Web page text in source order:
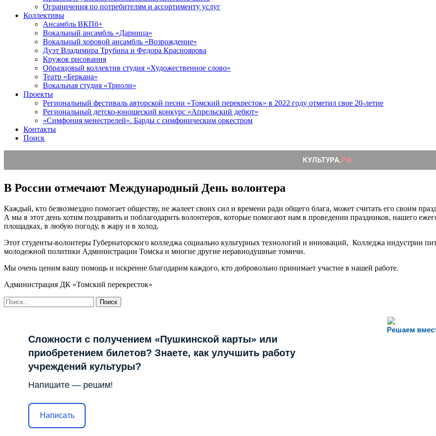
Ограничения по потребителям и ассортименту услуг
Коллективы
Ансамбль ВКПб+
Вокальный ансамбль «Дарница»
Вокальный хоровой ансамбль «Возрождение»
Дуэт Владимира Трубина и Федора Красноярова
Кружок рисования
Образцовый коллектив студия «Художественное слово»
Театр «Беркана»
Вокальная студия «Триоли»
Проекты
Региональный фестиваль авторской песни «Томский перекресток» в 2022 году отметил свое 20-летие
Региональный детско-юношеский конкурс «Апрельский дебют»
«Симфония менестрелей». Барды с симфоническим оркестром
Контакты
Поиск
В России отмечают Международный День волонтера
Каждый, кто безвозмездно помогает обществу, не жалеет своих сил и времени ради общего блага, может считать его своим
А мы в этот день хотим поздравить и поблагодарить волонтеров, которые помогают нам в проведении праздников, нашего
площадках, в любую погоду, в жару и в холод.
Этот студенты-волонтеры Губернаторского колледжа социально культурных технологий и инноваций, Колледжа индустрии
молодежной политики Администрации Томска и многие другие неравнодушные томичи.
Мы очень ценим вашу помощь и искренне благодарим каждого, кто добровольно принимает участие в нашей работе.
Администрация ДК «Томский перекресток»
Найти:
Решаем
Сложности с получением «Пушкинской карты» или
приобретением билетов? Знаете, как улучшить работу
учреждений культуры?
Напишите — решим!
Написать